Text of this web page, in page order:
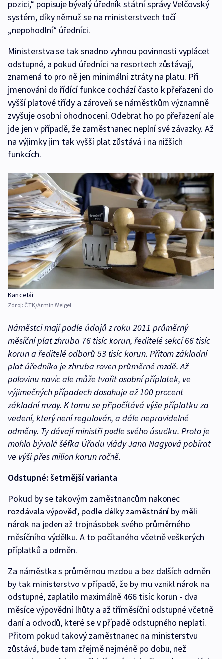
pozici,“ popisuje bývalý úředník státní správy Velčovský
systém, díky němuž se na ministerstvech točí
„nepohodlní“ úředníci.
Ministerstva se tak snadno vyhnou povinnosti vyplácet
odstupné, a pokud úředníci na resortech zůstávají,
znamená to pro ně jen minimální ztráty na platu. Při
jmenování do řídící funkce dochází často k přeřazení do
vyšší platové třídy a zároveň se náměstkům významně
zvyšuje osobní ohodnocení. Odebrat ho po přeřazení ale
jde jen v případě, že zaměstnanec neplní své závazky. Až
na výjimky jim tak vyšší plat zůstává i na nižších
funkcích.
Kancelář
Zdroj: ČTK/Armin Weigel
Náměstci mají podle údajů z roku 2011 průměrný
měsíční plat zhruba 76 tisíc korun, ředitelé sekcí 66 tisíc
korun a ředitelé odborů 53 tisíc korun. Přitom základní
plat úředníka je zhruba roven průměrné mzdě. Až
polovinu navíc ale může tvořit osobní příplatek, ve
výjimečných případech dosahuje až 100 procent
základní mzdy. K tomu se připočítává výše příplatku za
vedení, který není regulován, a dále nepravidelné
odměny. Ty dávají ministři podle svého úsudku. Proto je
mohla bývalá šéfka Úřadu vlády Jana Nagyová pobírat
ve výši přes milion korun ročně.
Odstupné: šetrnější varianta
Pokud by se takovým zaměstnancům nakonec
rozdávala výpověď, podle délky zaměstnání by měli
nárok na jeden až trojnásobek svého průměrného
měsíčního výdělku. A to počítaného včetně veškerých
příplatků a odměn.
Za náměstka s průměrnou mzdou a bez dalších odměn
by tak ministerstvo v případě, že by mu vznikl nárok na
odstupné, zaplatilo maximálně 466 tisíc korun - dva
měsíce výpovědní lhůty a až tříměsíční odstupné včetně
daní a odvodů, které se v případě odstupného neplatí.
Přitom pokud takový zaměstnanec na ministerstvu
zůstává, bude tam zřejmě nejméně po dobu, než